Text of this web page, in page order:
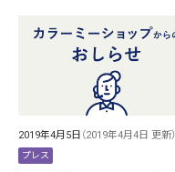
2019年4月5日 （2019年4月4日 更新）
プレス